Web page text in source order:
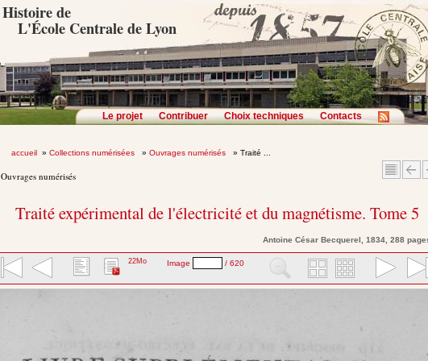
Histoire de
L'École Centrale de Lyon
Le projet Contribuer Choix techniques Contacts
accueil» Collections numérisées » Ouvrages numérisés » Traité ...
Ouvrages numérisés
Traité expérimental de l'électricité et du magnétisme. Tome 5
Antoine CésarBecquerel, 1834, 288
22Mo Image / 620